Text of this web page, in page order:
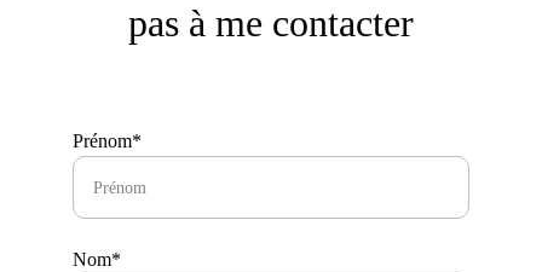
pas à me contacter
Prénom*
Nom*